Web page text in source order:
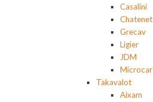
Casalini
Chatenet
Grecav
Ligier
JDM
Microcar
Takavalot
Aixam